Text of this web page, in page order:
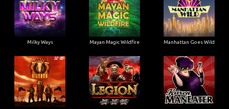
Milky Ways Mayan Magic Wildfire Manhattan Goes Wild